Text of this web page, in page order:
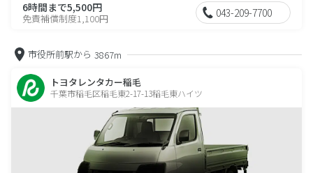
6時間まで5,500円
免責補償制度1,100円 043-209-7700
市役所前駅から 3867m
トヨタレンタカー稲毛
千葉市稲毛区稲毛東2-17-13稲毛東ハイツ